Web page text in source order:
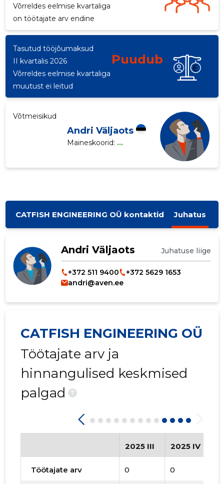
Võrreldes eelmise kvartaliga
on töötajate arv endine
Tasutud tööjõumaksud
II kvartalis 2026
Puudub
Võrreldes eelmise kvartaliga
muutust ei leitud
Võtmeisikud
Andri Väljaots
Maineskoorid: ...
CATFISH ENGINEERING OÜ kontaktid Juhatus
Andri Väljaots Juhatuse liige
+372 511 9400
+372 5629 1653
andri@aven.ee
CATFISH ENGINEERING OÜ
Töötajate arv ja
hinnangulised keskmised
palgad
?
2025 III 2025 IV
Töötajate arv 0 0